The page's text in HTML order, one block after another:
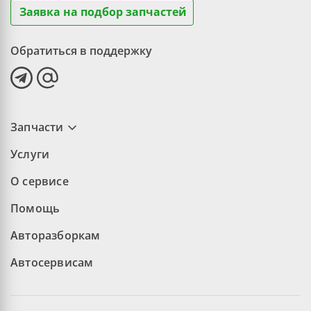
Заявка на подбор запчастей
Обратиться в поддержку
Запчасти
Услуги
О сервисе
Помощь
Авторазборкам
Автосервисам